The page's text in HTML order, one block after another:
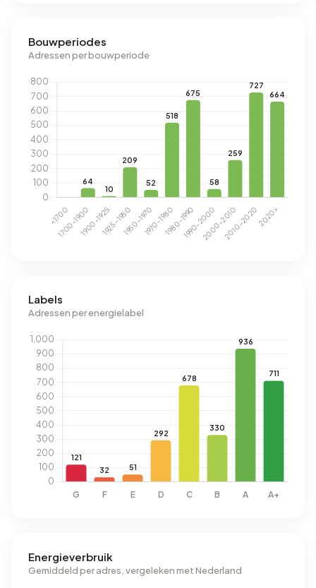
Bouwperiodes
Adressen per bouwperiode
Labels
Adressen per energielabel
Energieverbruik
Gemiddeld per adres, vergeleken met Nederland